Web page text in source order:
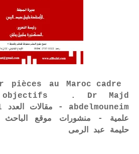
pièces au Maroc cadre
objectifs . Dr Majd
علمية - منشورات موقع الباحث
حليمة عبد الرمى